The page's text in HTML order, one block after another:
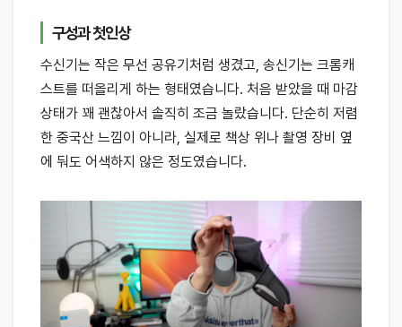
구성과 첫인상
수신기는 작은 무선 공유기처럼 생겼고, 송신기는 크롬캐
스트를 떠올리게 하는 형태였습니다. 처음 받았을 때 마감
상태가 꽤 괜찮아서 솔직히 조금 놀랐습니다. 단순히 저렴
한 중국산 느낌이 아니라, 실제로 책상 위나 촬영 장비 옆
에 둬도 어색하지 않은 정도였습니다.